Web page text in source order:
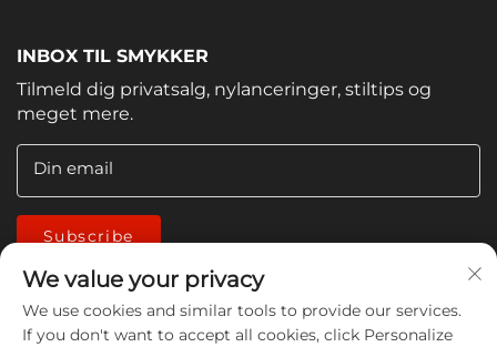
INBOX TIL SMYKKER
Tilmeld dig privatsalg, nylanceringer, stiltips og
meget mere.
Din email
Subscribe
We value your privacy
We use cookies and similar tools to provide our services.
If you don't want to accept all cookies, click Personalize